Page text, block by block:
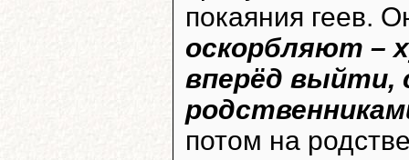
покаяния геев.
оскорбляют –
вперёд выйти,
потом на